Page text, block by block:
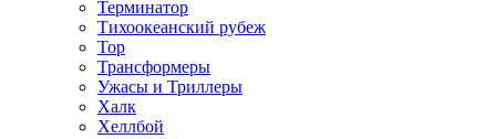
Терминатор
Тихоокеанский рубеж
Тор
Трансформеры
Ужасы и Триллеры
Халк
Хеллбой